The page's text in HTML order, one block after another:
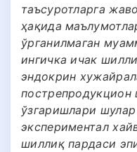
таъсуротларга
ҳақида
ўрганилмаган
ингичка ичак
эндокрин
пострепродукцион
ўзгаришлари
экспериментал
шиллиқ пардаси